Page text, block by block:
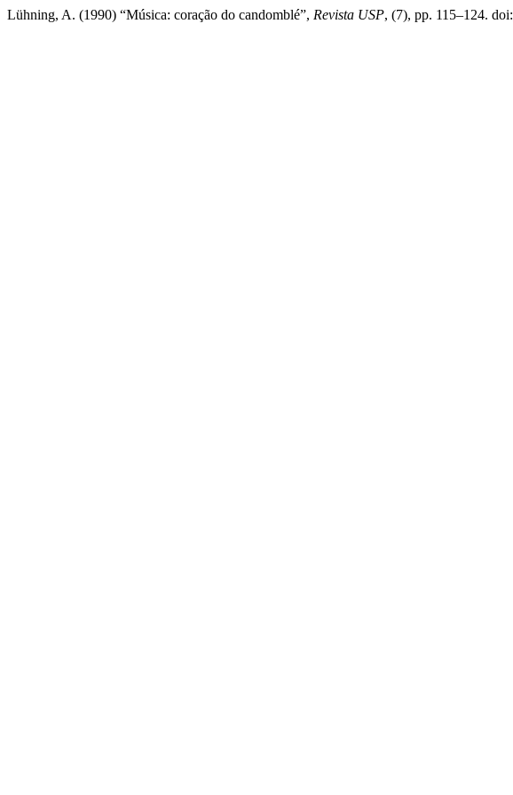
Lühning, A. (1990) “Música: coração do candomblé”, Revista USP, (7), pp. 115–124. doi: